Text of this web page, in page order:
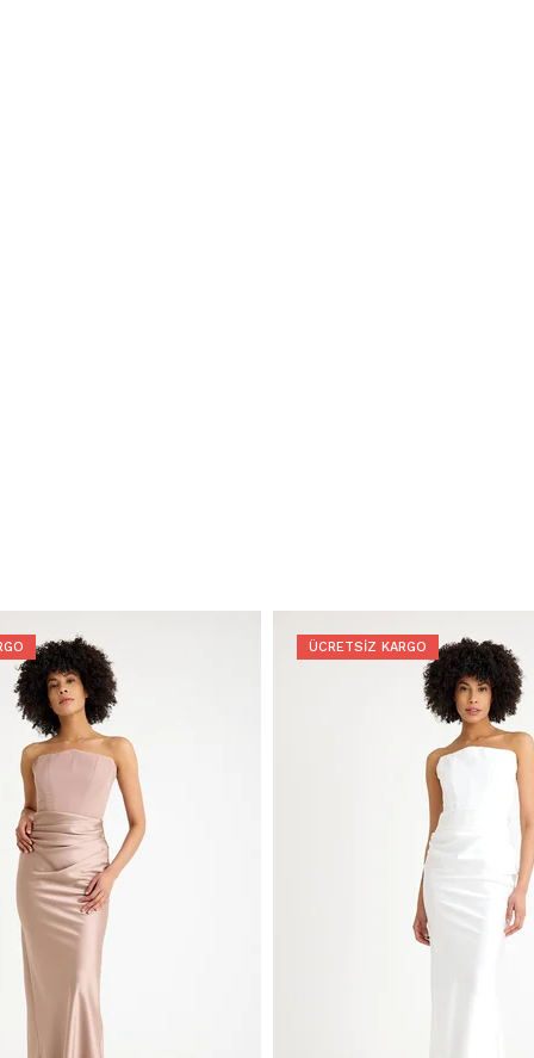
ÜCRETSIZ KARGO